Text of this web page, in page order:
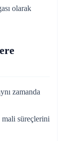
olarak
zamanda
mali süreçlerini